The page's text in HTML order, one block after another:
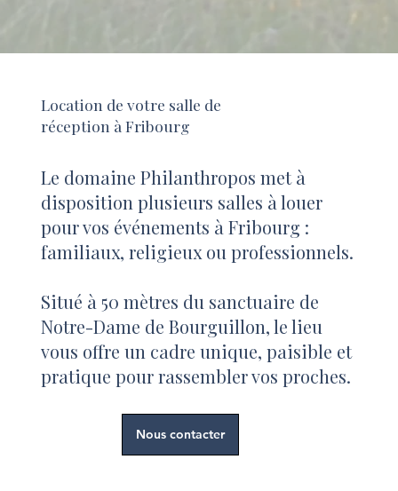
Location de votre salle de
réception à Fribourg
Le domaine Philanthropos met à
disposition plusieurs salles à louer
pour vos événements à Fribourg :
familiaux, religieux ou professionnels.
Situé à 50 mètres du sanctuaire de
Notre-Dame de Bourguillon, le lieu
vous offre un cadre unique, paisible et
pratique pour rassembler vos proches.
Nous contacter